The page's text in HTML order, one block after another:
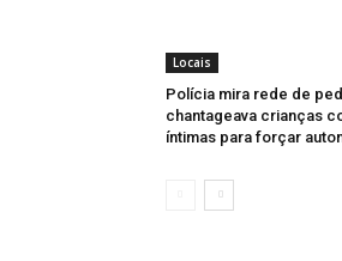
Locais
Polícia mira rede de
chantageava crianças
íntimas para forçar